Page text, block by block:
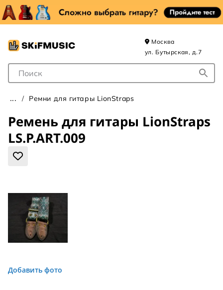
Поле для Поиска
Москва
ул. Бутырская, д.7
Ремни для гитары LionStraps
Ремень для гитары LionStraps
LS.P.ART.009
Добавить фото